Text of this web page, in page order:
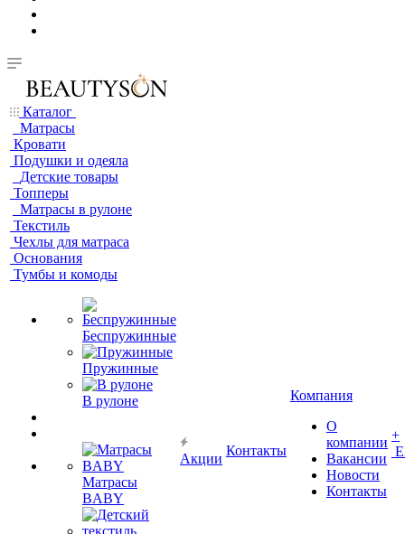
Каталог
Матрасы
Кровати
Подушки и одеяла
Детские товары
Топперы
Матрасы в рулоне
Текстиль
Чехлы для матраса
Основания
Тумбы и комоды
Беспружинные
Пружинные
В рулоне
Матрасы
BABY
Акции
Контакты
Компания
О
компании
Вакансии
Новости
Контакты
+